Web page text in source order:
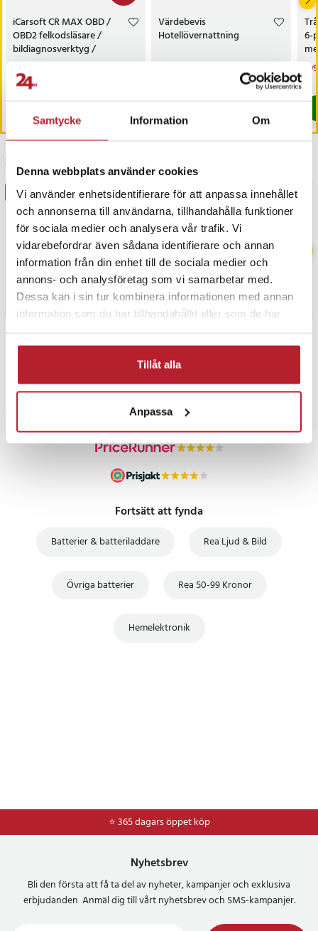
Samtycke Information Om
Denna webbplats använder cookies
Vi använder enhetsidentifierare för att anpassa innehållet
och annonserna till användarna, tillhandahålla funktioner
för sociala medier och analysera vår trafik. Vi
vidarebefordrar även sådana identifierare och annan
information från din enhet till de sociala medier och
annons- och analysföretag som vi samarbetar med.
Dessa kan i sin tur kombinera informationen med annan
information som du har tillhandahållit eller som de har
Tillåt alla
Anpassa
iCarsoft CR MAX OBD /
OBD2 felkodsläsare /
bildiagnosverktyg /
diagnosverktyg för bil
Nuvarande pris
3 698 kr
3 698 kr
I lager, levereras inom 1-2 vardagar
Värdebevis
Hotellövernattning
I lager, levereras inom 1-2 vardagar
6-
Senast besökta
BÄSTSÄLJARE BÄSTSÄLJARE
PRISGARANTI
UTFÖRSÄLJNING
Fortsätt att fynda
Batterier & batteriladdare Rea Ljud & Bild
Övriga batterier Rea 50-99 Kronor
Hemelektronik
⭐ 365 dagars öppet köp
⭐Frakt 49kr *
Nyhetsbrev
Bli den första att få ta del av nyheter, kampanjer och exklusiva
erbjudanden Anmäl dig till vårt nyhetsbrev och SMS-kampanjer.